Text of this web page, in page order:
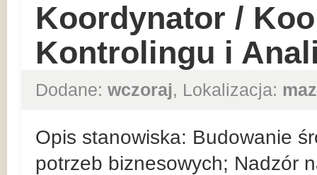
Koordynator /
Kontrolingu i
Dodane: wczoraj, Lokalizacja:
Opis stanowiska: Budowanie
potrzeb biznesowych; Nadzór